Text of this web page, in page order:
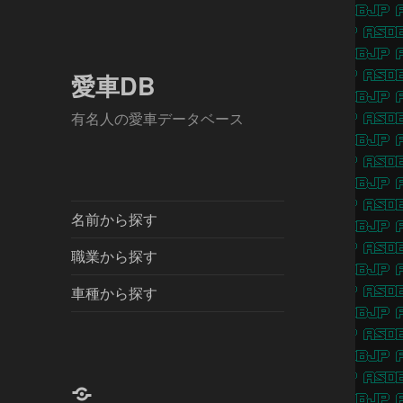
愛車DB
有名人の愛車データベース
名前から探す
職業から探す
車種から探す
X